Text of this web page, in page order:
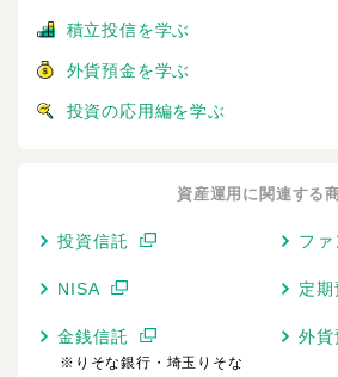
積立投信を学ぶ
外貨預金を学ぶ
投資の応用編を学ぶ
資産運用に関連する
投資信託 フ
NISA 定期
金銭信託
※りそな銀行・埼玉りそな
外貨